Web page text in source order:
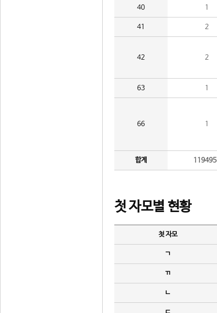
40 1
41 2
42 2
63 1
66 1
합계
첫 자모별 현황
첫 자모
ㄱ
ㄲ
ㄴ